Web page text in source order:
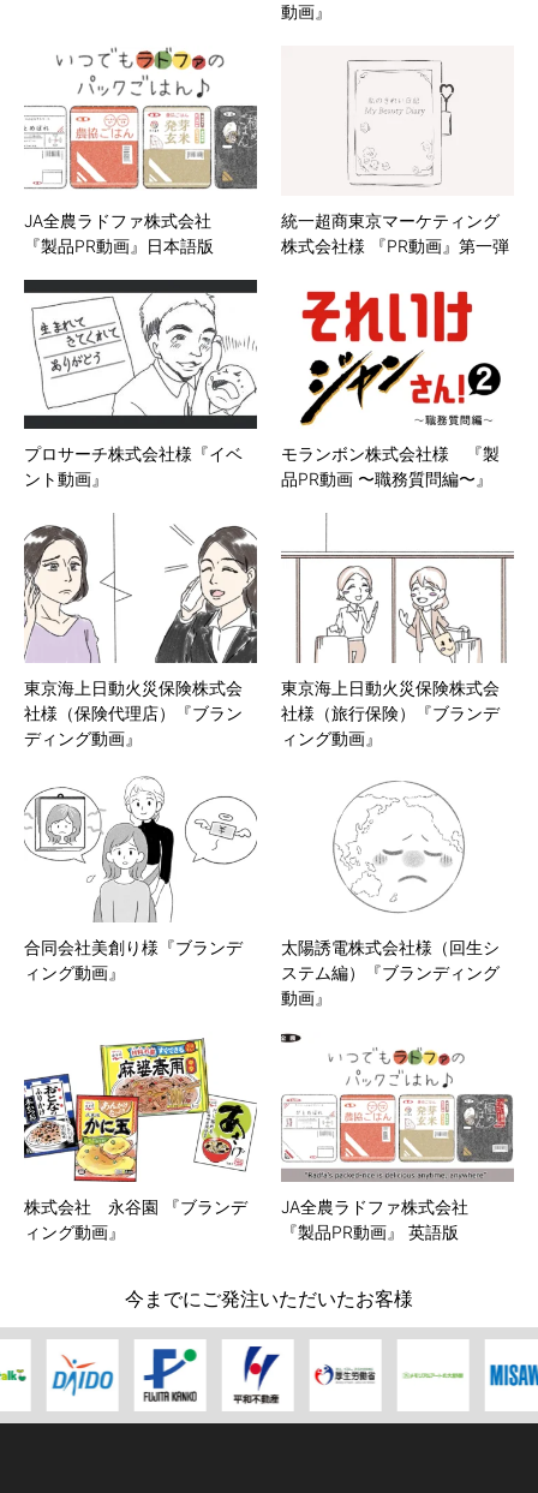
動画』
JA全農ラドファ株式会社
『製品PR動画』日本語版
統一超商東京マーケティング
株式会社様 『PR動画』第一弾
プロサーチ株式会社様『イベ
ント動画』
モランボン株式会社様 『製
品PR動画 〜職務質問編〜』
東京海上日動火災保険株式会
社様（保険代理店）『ブラン
ディング動画』
東京海上日動火災保険株式会
社様（旅行保険）『ブランデ
ィング動画』
合同会社美創り様『ブランデ
ィング動画』
太陽誘電株式会社様（回生シ
ステム編）『ブランディング
動画』
株式会社 永谷園 『ブランデ
ィング動画』
JA全農ラドファ株式会社
『製品PR動画』 英語版
今までにご発注いただいたお客様